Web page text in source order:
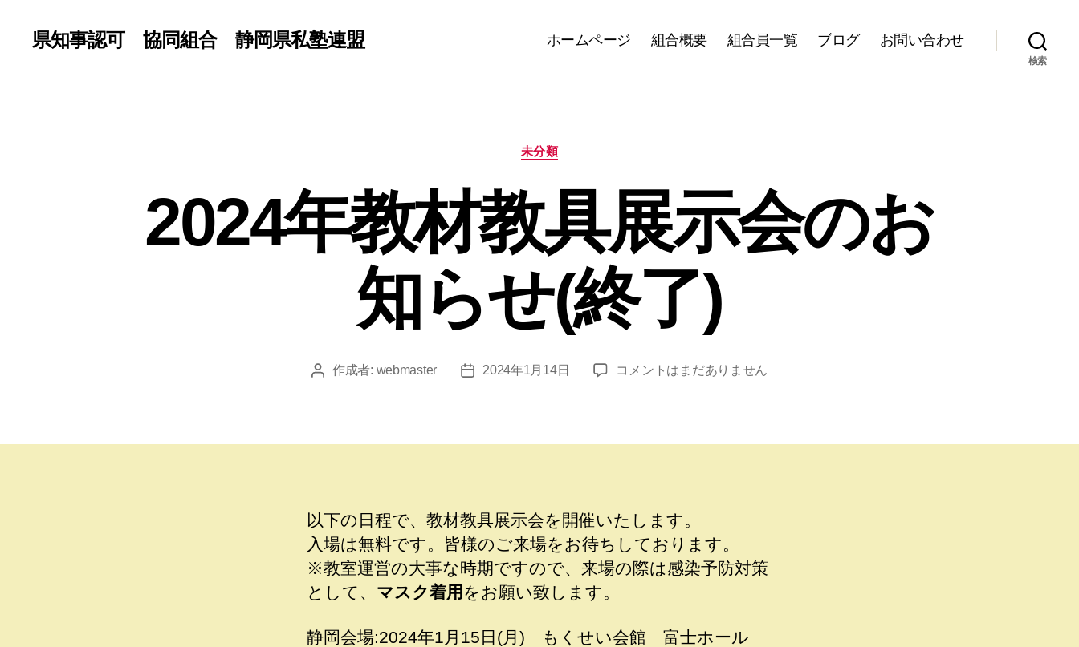
県知事認可 協同組合 静岡県私塾連盟 ホームページ 組合概要 組合員一覧 ブログ お問い合わせ
検索
カ
テ
ー
未分類
2024年教材教具展示会のお
知らせ(終了)
投 作成者: webmaster
投
2024年1月14日
2024
教
会
の
お
(終
コメントはまだありません
以下の日程で、教材教具展示会を開催いたします。
入場は無料です。皆様のご来場をお待ちしております。
※教室運営の大事な時期ですので、来場の際は感染予防対策
として、 マスク着用 をお願い致します。
静岡会場:2024年1月15日(月) もくせい会館 富士ホール